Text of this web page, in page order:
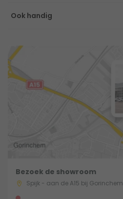
Ook handig
Bezoek de showroom
Spijk - aan de A15 bij Gorinchem